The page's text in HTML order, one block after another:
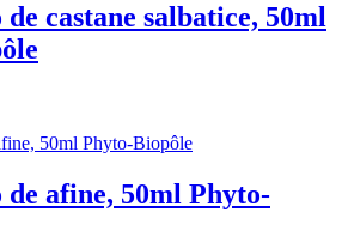
castane salbatice, 50ml
afine, 50ml Phyto-